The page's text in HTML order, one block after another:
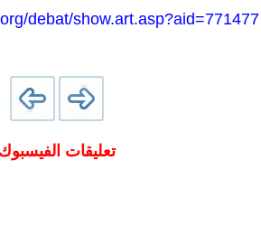
debat/show.art.asp?aid=771477
تعليقات الفيسبوك